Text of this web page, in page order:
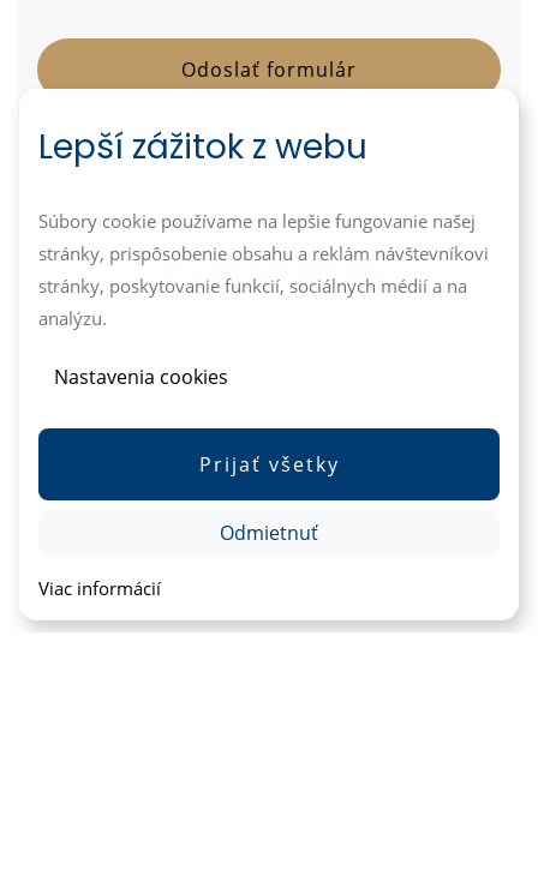
info@mediareal.sk
+421 949 702 800
Lepší zážitok z webu
Súbory cookie používame na lepšie fungovanie našej
stránky, prispôsobenie obsahu a reklám návštevníkovi
stránky, poskytovanie funkcií, sociálnych médií a na
analýzu.
Nastavenia cookies
Prijať všetky
Odmietnuť
Viac informácií